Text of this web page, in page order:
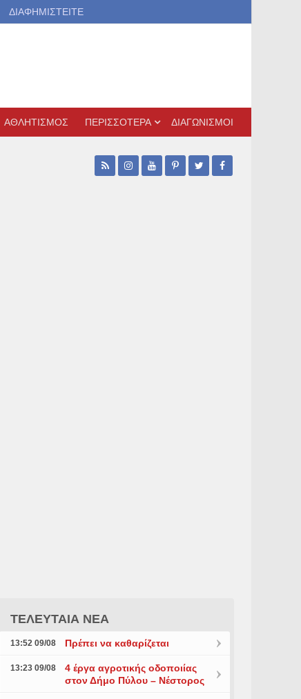
ΔΙΑΦΗΜΙΣΤΕΙΤΕ
ΑΘΛΗΤΙΣΜΟΣ ΠΕΡΙΣΣΟΤΕΡΑ ΔΙΑΓΩΝΙΣΜΟΙ
ΤΕΛΕΥΤΑΙΑ ΝΕΑ
13:52 09/08 Πρέπει να καθαρίζεται
13:23 09/08
4 έργα αγροτικής οδοποιίας
στον Δήμο Πύλου – Νέστορος